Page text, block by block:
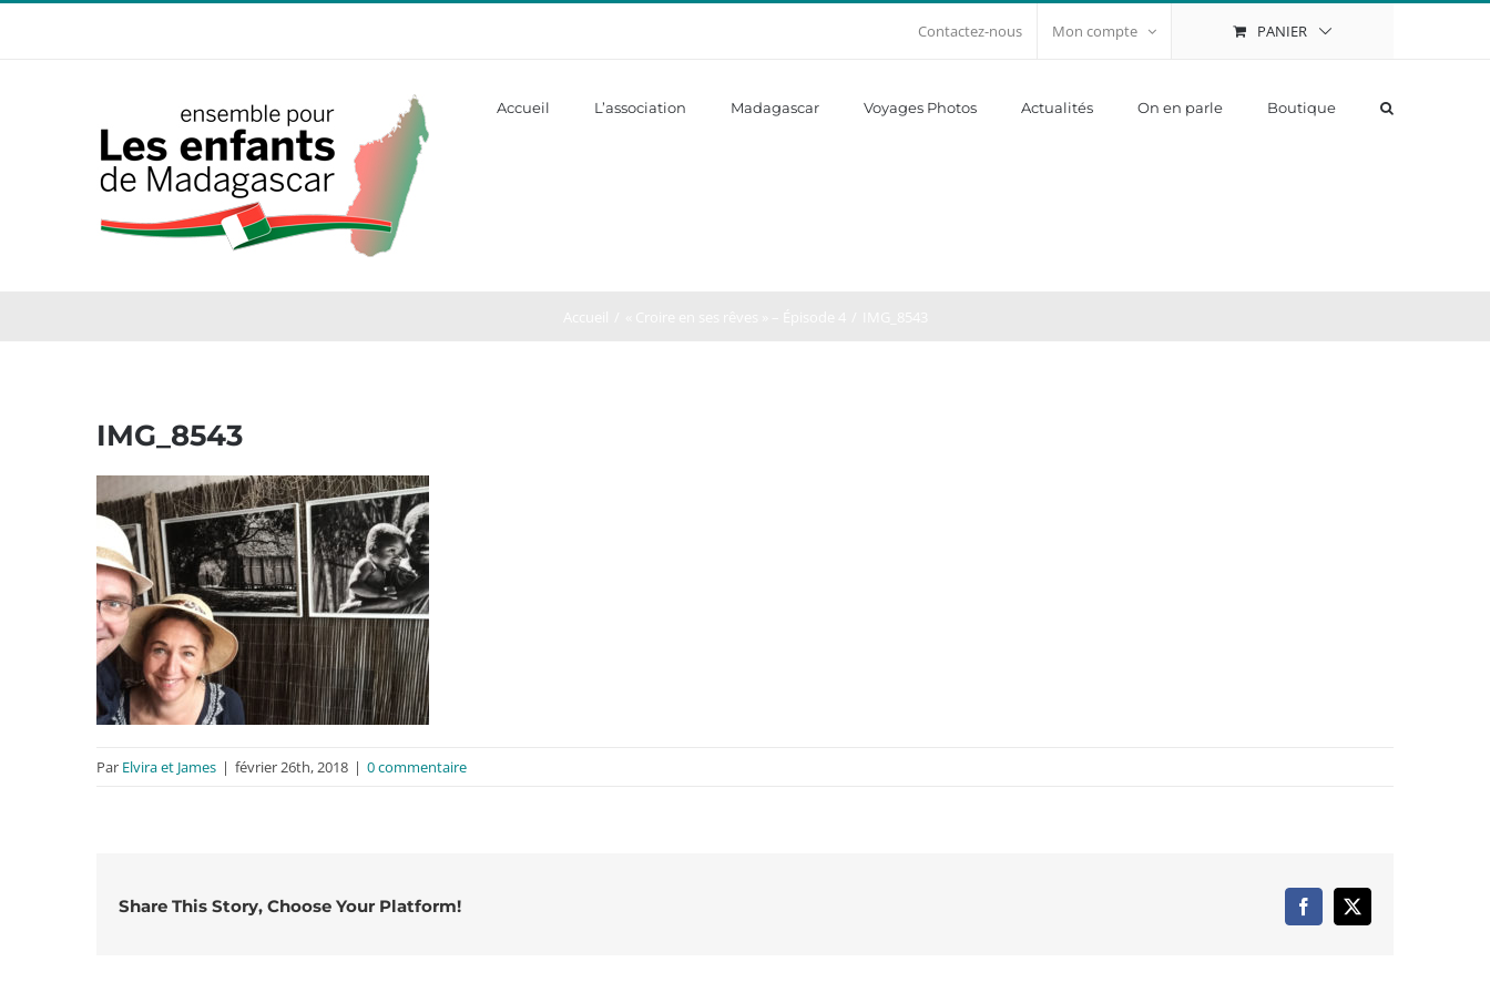
Contactez-nous Mon compte PANIER
Accueil L’association Madagascar Voyages Photos Actualités On en parle Boutique
IMG_8543
Par Elvira et James | février 26th, 2018 | 0 commentaire
Share This Story, Choose Your Platform! Facebook
X